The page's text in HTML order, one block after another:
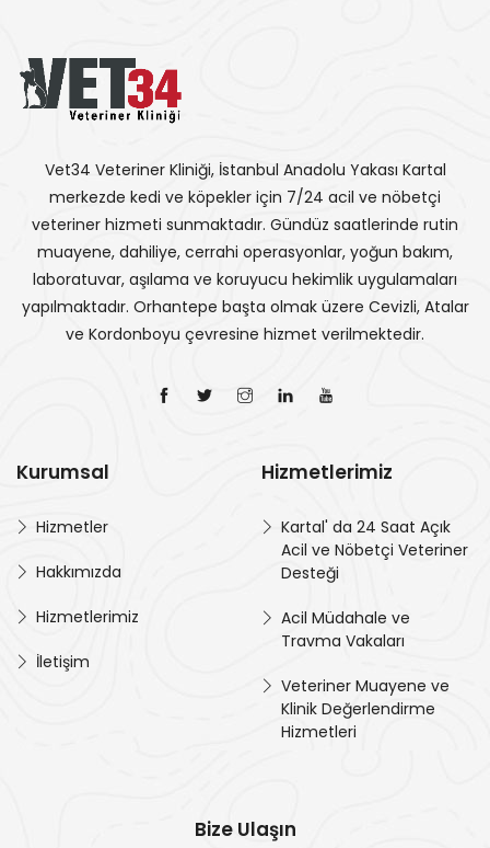
Vet34 Veteriner Kliniği, İstanbul Anadolu Yakası Kartal
merkezde kedi ve köpekler için 7/24 acil ve nöbetçi
veteriner hizmeti sunmaktadır. Gündüz saatlerinde rutin
muayene, dahiliye, cerrahi operasyonlar, yoğun bakım,
laboratuvar, aşılama ve koruyucu hekimlik uygulamaları
yapılmaktadır. Orhantepe başta olmak üzere Cevizli, Atalar
ve Kordonboyu çevresine hizmet verilmektedir.
Kurumsal
Hizmetler
Hakkımızda
Hizmetlerimiz
İletişim
Hizmetlerimiz
Kartal' da 24 Saat Açık
Acil ve Nöbetçi Veteriner
Desteği
Acil Müdahale ve
Travma Vakaları
Veteriner Muayene ve
Klinik Değerlendirme
Hizmetleri
Bize Ulaşın